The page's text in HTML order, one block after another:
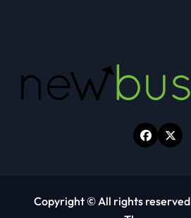
Copyright © All rights reserved